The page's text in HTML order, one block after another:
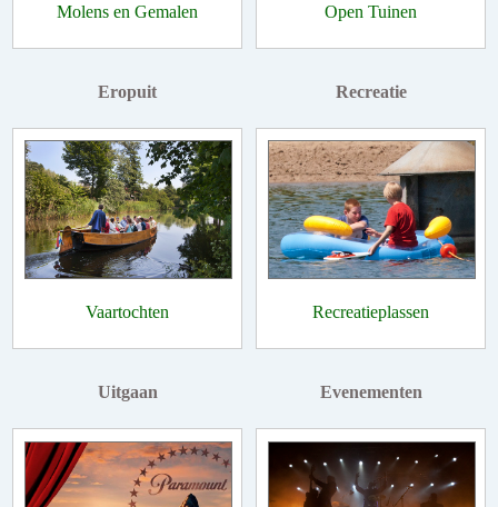
Molens en Gemalen Open Tuinen
Eropuit
Vaartochten
Recreatie
Recreatieplassen
Uitgaan Evenementen